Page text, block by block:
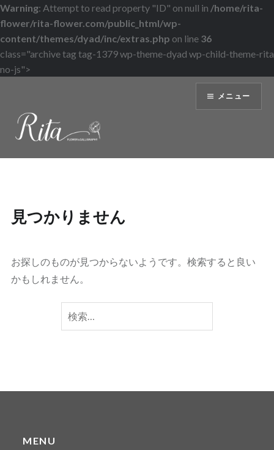
Warning: Attempt to read property "ID" on null in /home/rita-
flower/rita-flower.com/public_html/wp-
content/themes/dyad/inc/extras.php on line 36
class="archive tag tag-1379 wp-theme-dyad wp-child-theme-rita
no-js">
へ
メニュー
見つかりません
お探しのものが見つからないようです。検索すると良い
かもしれません。
検
MENU